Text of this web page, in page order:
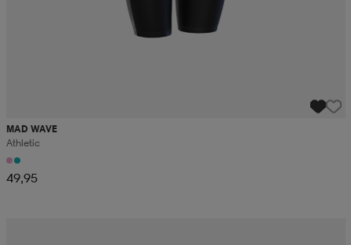
MAD WAVE
Athletic
49,95